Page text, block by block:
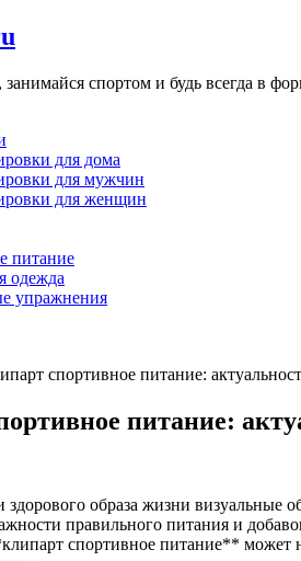
спортом и будь всегда в
для дома
для мужчин
для женщин
питание
одежда
упражнения
спортивное питание:
питание:
образа жизни визуальные
правильного питания и
спортивное питание** может